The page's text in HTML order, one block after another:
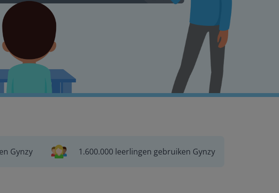
Gynzy 1.600.000 leerlingen gebruiken Gynzy